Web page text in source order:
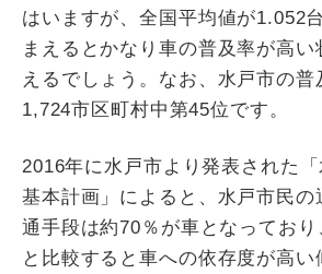
はいますが、全国平均値が1.052
まえるとかなり車の普及率が高い
えるでしょう。なお、水戸市の普
1,724市区町村中第45位です。
2016年に水戸市より発表された
基本計画」によると、水戸市民の
通手段は約70％が車となってお
と比較すると車への依存度が高い